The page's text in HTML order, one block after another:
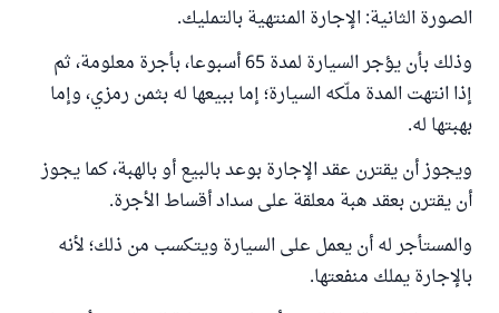
الصورة الثانية: الإجارة المنتهية بالتمليك.
وذلك بأن يؤجر السيارة لمدة 65 أسبوعا، بأجرة معلومة، ثم
إذا انتهت المدة ملّكه السيارة؛ إما ببيعها له بثمن رمزي، وإما
بهبتها له.
ويجوز أن يقترن عقد الإجارة بوعد بالبيع أو بالهبة، كما يجوز
أن يقترن بعقد هبة معلقة على سداد أقساط الأجرة.
والمستأجر له أن يعمل على السيارة ويتكسب من ذلك؛ لأنه
بالإجارة يملك منفعتها.